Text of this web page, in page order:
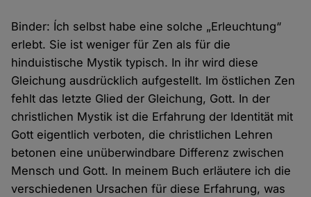
Binder: Ích selbst habe eine solche „Erleuchtung“
erlebt. Sie ist weniger für Zen als für die
hinduistische Mystik typisch. In ihr wird diese
Gleichung ausdrücklich aufgestellt. Im östlichen Zen
fehlt das letzte Glied der Gleichung, Gott. In der
christlichen Mystik ist die Erfahrung der Identität mit
Gott eigentlich verboten, die christlichen Lehren
betonen eine unüberwindbare Differenz zwischen
Mensch und Gott. In meinem Buch erläutere ich die
verschiedenen Ursachen für diese Erfahrung, was